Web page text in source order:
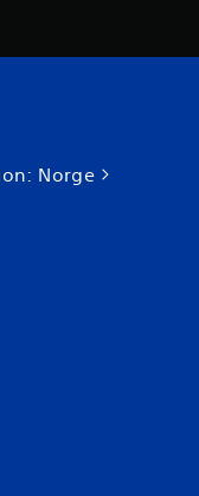
Norge